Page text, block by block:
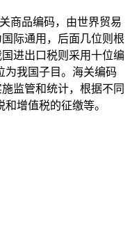
商品编码，由世界贸易
际通用，后面几位则根
进出口税则采用十位编
为我国子目。海关编码
监管和统计，根据不同
增值税的征缴等。